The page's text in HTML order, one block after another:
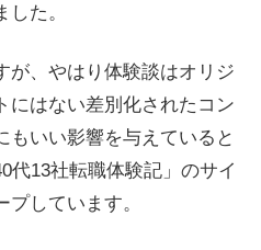
た。
が、やはり体験談はオリジ
にはない差別化されたコン
もいい影響を与えていると
代13社転職体験記」のサイ
プしています。